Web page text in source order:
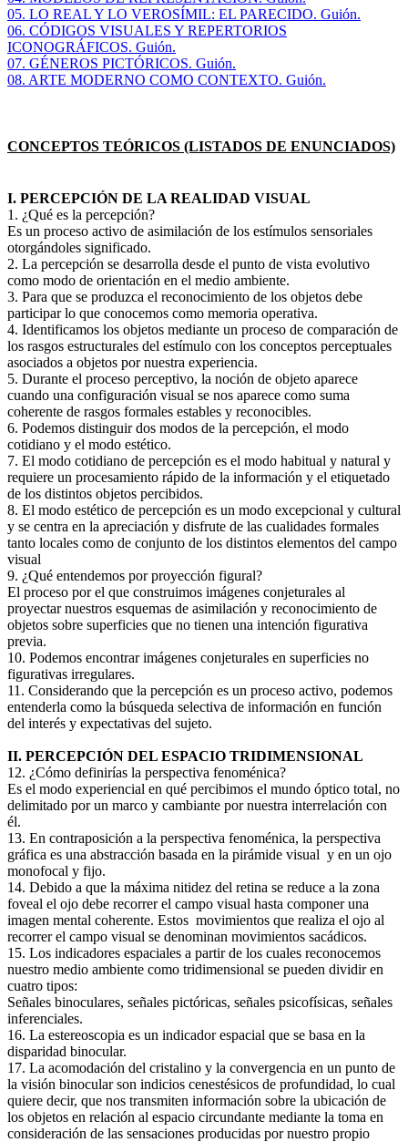
05. LO REAL Y LO VEROSÍMIL: EL PARECIDO. Guión.
06. CÓDIGOS VISUALES Y REPERTORIOS
ICONOGRÁFICOS. Guión.
07. GÉNEROS PICTÓRICOS. Guión.
08. ARTE MODERNO COMO CONTEXTO. Guión.
CONCEPTOS TEÓRICOS (LISTADOS DE ENUNCIADOS)
I. PERCEPCIÓN DE LA REALIDAD VISUAL
1. ¿Qué es la percepción?
Es un proceso activo de asimilación de los estímulos sensoriales
otorgándoles significado.
2. La percepción se desarrolla desde el punto de vista evolutivo
como modo de orientación en el medio ambiente.
3. Para que se produzca el reconocimiento de los objetos debe
participar lo que conocemos como memoria operativa.
4. Identificamos los objetos mediante un proceso de comparación de
los rasgos estructurales del estímulo con los conceptos perceptuales
asociados a objetos por nuestra experiencia.
5. Durante el proceso perceptivo, la noción de objeto aparece
cuando una configuración visual se nos aparece como suma
coherente de rasgos formales estables y reconocibles.
6. Podemos distinguir dos modos de la percepción, el modo
cotidiano y el modo estético.
7. El modo cotidiano de percepción es el modo habitual y natural y
requiere un procesamiento rápido de la información y el etiquetado
de los distintos objetos percibidos.
8. El modo estético de percepción es un modo excepcional y cultural
y se centra en la apreciación y disfrute de las cualidades formales
tanto locales como de conjunto de los distintos elementos del campo
visual
9. ¿Qué entendemos por proyección figural?
El proceso por el que construimos imágenes conjeturales al
proyectar nuestros esquemas de asimilación y reconocimiento de
objetos sobre superficies que no tienen una intención figurativa
previa.
10. Podemos encontrar imágenes conjeturales en superficies no
figurativas irregulares.
11. Considerando que la percepción es un proceso activo, podemos
entenderla como la búsqueda selectiva de información en función
del interés y expectativas del sujeto.
II. PERCEPCIÓN DEL ESPACIO TRIDIMENSIONAL
12. ¿Cómo definirías la perspectiva fenoménica?
Es el modo experiencial en qué percibimos el mundo óptico total, no
delimitado por un marco y cambiante por nuestra interrelación con
él.
13. En contraposición a la perspectiva fenoménica, la perspectiva
gráfica es una abstracción basada en la pirámide visual y en un ojo
monofocal y fijo.
14. Debido a que la máxima nitidez del retina se reduce a la zona
foveal el ojo debe recorrer el campo visual hasta componer una
imagen mental coherente. Estos movimientos que realiza el ojo al
recorrer el campo visual se denominan movimientos sacádicos.
15. Los indicadores espaciales a partir de los cuales reconocemos
nuestro medio ambiente como tridimensional se pueden dividir en
cuatro tipos:
Señales binoculares, señales pictóricas, señales psicofísicas, señales
inferenciales.
16. La estereoscopia es un indicador espacial que se basa en la
disparidad binocular.
17. La acomodación del cristalino y la convergencia en un punto de
la visión binocular son indicios cenestésicos de profundidad, lo cual
quiere decir, que nos transmiten información sobre la ubicación de
los objetos en relación al espacio circundante mediante la toma en
consideración de las sensaciones producidas por nuestro propio